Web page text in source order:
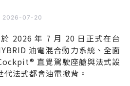
2026-07-20
2026 年 7 月 20 日正式在台
油電混合動力系統、全面
直覺駕駛座艙與法式設
法式都會油電掀背。